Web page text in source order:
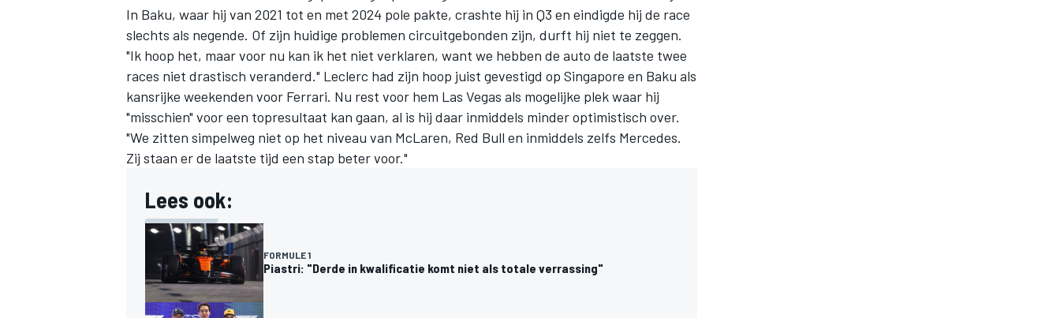
In Baku, waar hij van 2021 tot en met 2024 pole pakte, crashte hij in Q3 en eindigde hij de race
slechts als negende. Of zijn huidige problemen circuitgebonden zijn, durft hij niet te zeggen.
"Ik hoop het, maar voor nu kan ik het niet verklaren, want we hebben de auto de laatste twee
races niet drastisch veranderd." Leclerc had zijn hoop juist gevestigd op Singapore en Baku als
kansrijke weekenden voor Ferrari. Nu rest voor hem Las Vegas als mogelijke plek waar hij
"misschien" voor een topresultaat kan gaan, al is hij daar inmiddels minder optimistisch over.
"We zitten simpelweg niet op het niveau van McLaren, Red Bull en inmiddels zelfs Mercedes.
Zij staan er de laatste tijd een stap beter voor."
Lees ook:
FORMULE 1
Piastri: "Derde in kwalificatie komt niet als totale verrassing"